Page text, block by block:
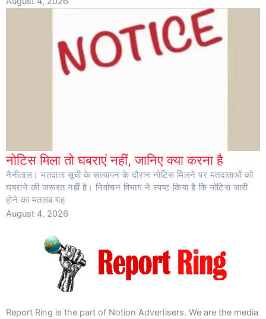
नोटिस मिला तो घबराएं नहीं, जानिए क्या करना है
नैनीताल। मतदाता सूची के सत्यापन के दौरान नोटिस मिलने पर मतदाताओं को
घबराने की जरूरत नहीं है। निर्वाचन विभाग ने स्पष्ट किया है कि नोटिस जारी
होने का मतलब यह
August 4, 2026
Report Ring is the part of Notion Advertisers. We are the media